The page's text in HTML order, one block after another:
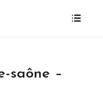
saône –